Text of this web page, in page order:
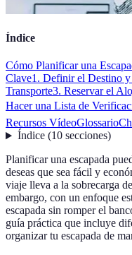
Índice
Cómo Planificar una
Clave1. Definir el Destino y
Transporte3. Reservar el
Hacer una Lista de
Recursos VídeoGlossario
Índice(10 secciones)
Planificar una escapada
deseas que sea fácil y
viaje lleva a la sobrecarga
embargo, con un enfoque
escapada sin romper el
guía práctica que incluye
organizar tu escapada de